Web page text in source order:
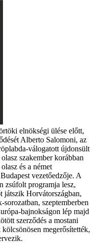
elnökségi ülése előtt,
Alberto Salomoni, az
válogatott újdonsült
szakember korábban
és a német
vezetőedzője. A
zsúfolt programja lesz,
játszik Horvátországban,
szeptemberben
bajnokságon lép majd
szerződés a mostani
megerősítették,